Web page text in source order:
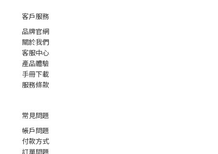
客戶服務
品牌官網
關於我們
客服中心
產品體驗
手冊下載
服務條款
常見問題
帳戶問題
付款方式
訂單問題